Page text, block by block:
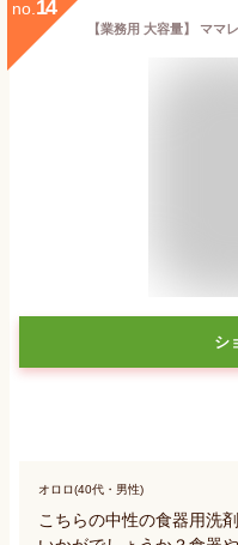
no. 14
シ
オロロ(40代・男性)
こちらの中性の食器用洗